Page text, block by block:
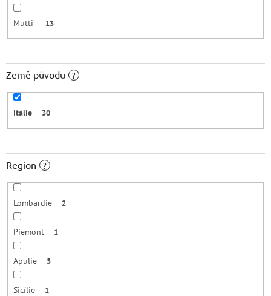
Mutti 13
Země původu ?
Itálie 30
Region ?
Lombardie 2
Piemont 1
Apulie 5
Sicílie 1